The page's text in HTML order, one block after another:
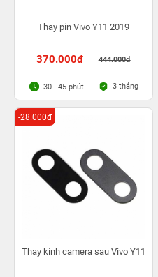
Thay pin Vivo Y11 2019
370.000đ 444.000đ
30 - 45 phút 3 tháng
Thay kính camera sau Vivo Y11
-28.000đ